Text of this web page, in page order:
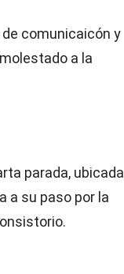
comunicaicón y
a la
parada, ubicada
a su paso por la